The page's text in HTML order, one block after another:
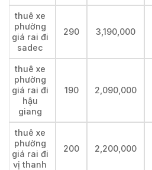
thuê xe
phường
giá rai đi
sadec
290 3,190,000
thuê xe
phường
giá rai đi
hậu
giang
190 2,090,000
thuê xe
phường
giá rai đi
vị thanh
200 2,200,000